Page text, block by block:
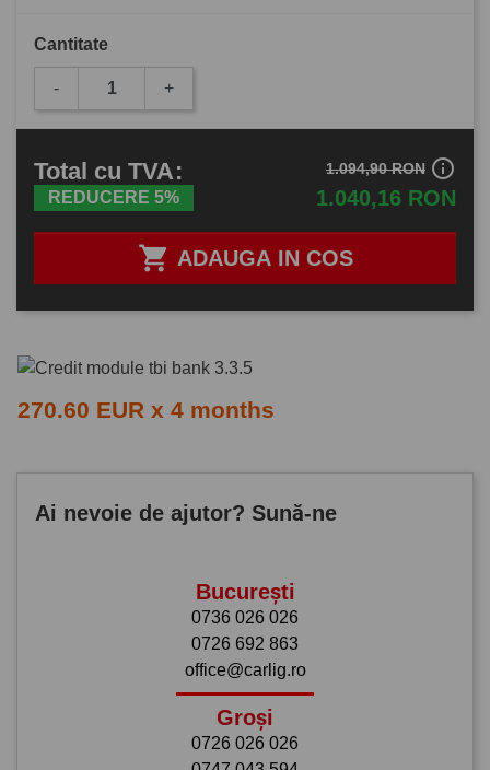
Cantitate
- +
 ADAUGA IN COS
Total cu TVA:
REDUCERE 5% 1.040,16 RON
1.094,90 RON info_outline
270.60 EUR x 4 months
Ai nevoie de ajutor? Sună-ne
București
0736 026 026
0726 692 863
office@carlig.ro
Groși
0726 026 026